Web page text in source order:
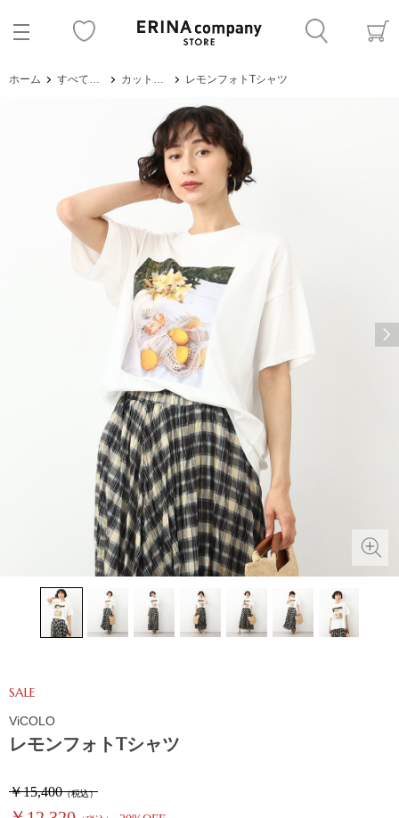
ホーム すべてのアイテム カットソー・Tシャツ レモンフォトTシャツ
レモンフォトTシャツ
SALE
￥15,400（税込）
ViCOLO